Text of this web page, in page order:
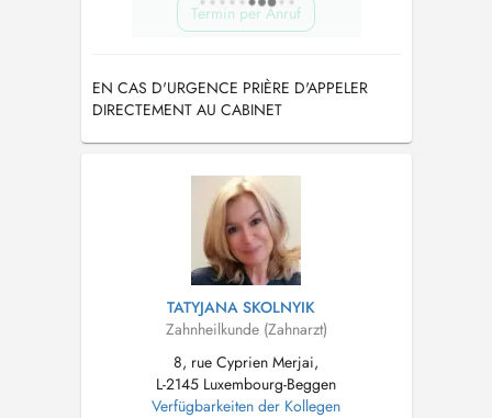
Termin per Anruf
EN CAS D'URGENCE PRIÈRE D'APPELER
DIRECTEMENT AU CABINET
TATYJANA SKOLNYIK
Zahnheilkunde (Zahnarzt)
8, rue Cyprien Merjai,
L-2145 Luxembourg-Beggen
Verfügbarkeiten der Kollegen